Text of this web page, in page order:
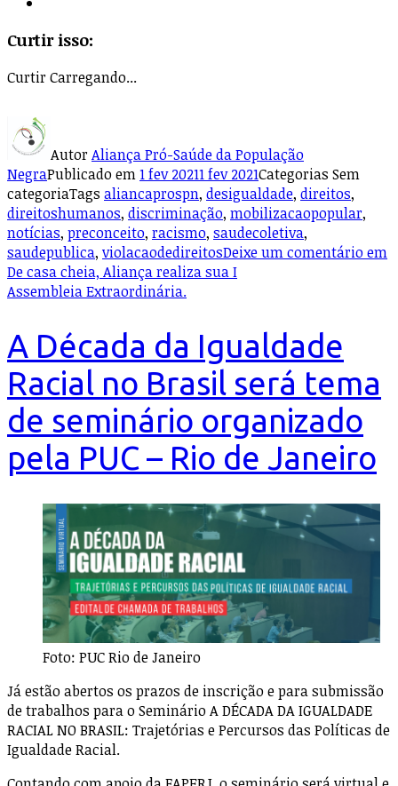
Curtir isso:
CurtirCarregando...
AutorAliança Pró-Saúde da População
NegraPublicado em1 fev 20211 fev 2021Categorias Sem
categoriaTags aliancaprospn, desigualdade, direitos,
direitoshumanos, discriminação, mobilizacaopopular,
notícias, preconceito, racismo, saudecoletiva,
saudepublica, violacaodedireitosDeixe um comentárioem
De casa cheia, Aliança realiza sua I
Assembleia Extraordinária.
A Década da Igualdade
Racial no Brasil será tema
de seminário organizado
pela PUC – Rio de Janeiro
Foto: PUC Rio de Janeiro
Já estão abertos os prazos de inscrição e para submissão
de trabalhos para o Seminário A DÉCADA DA IGUALDADE
RACIAL NO BRASIL: Trajetórias e Percursos das Políticas de
Igualdade Racial.